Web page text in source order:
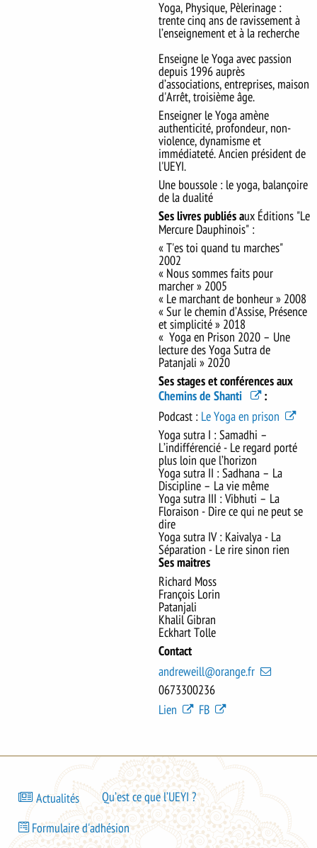
Yoga, Physique, Pèlerinage :
trente cinq ans de ravissement à
l’enseignement et à la recherche
Enseigne le Yoga avec passion
depuis 1996 auprès
d’associations, entreprises, maison
d'Arrêt, troisième âge.
Enseigner le Yoga amène
authenticité, profondeur, non-
violence, dynamisme et
immédiateté. Ancien président de
l'UEYI.
Une boussole : le yoga, balançoire
de la dualité
Ses livres publiés aux Éditions "Le
Mercure Dauphinois" :
« T'es toi quand tu marches"
2002
« Nous sommes faits pour
marcher » 2005
« Le marchant de bonheur » 2008
« Sur le chemin d’Assise, Présence
et simplicité » 2018
« Yoga en Prison 2020 – Une
lecture des Yoga Sutra de
Patanjali » 2020
Ses stages et conférences aux
Chemins de Shanti
:
Podcast : Le Yoga en prison
Yoga sutra I : Samadhi –
L’indifférencié - Le regard porté
plus loin que l’horizon
Yoga sutra II : Sadhana – La
Discipline – La vie même
Yoga sutra III : Vibhuti – La
Floraison - Dire ce qui ne peut se
dire
Yoga sutra IV : Kaivalya - La
Séparation - Le rire sinon rien
Ses maitres
Richard Moss
François Lorin
Patanjali
Khalil Gibran
Eckhart Tolle
Contact
andreweill@orange.fr
0673300236
Lien
FB
Bas
page
Actualités Qu’est ce que l’UEYI ?
Bas
de
Formulaire d'adhésion